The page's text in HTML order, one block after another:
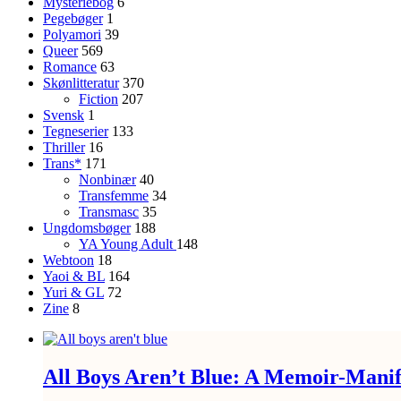
Pegebøger 1
Polyamori 39
Queer 569
Romance 63
Skønlitteratur 370
Fiction 207
Svensk 1
Tegneserier 133
Thriller 16
Trans* 171
Nonbinær 40
Transfemme 34
Transmasc 35
Ungdomsbøger 188
YA Young Adult 148
Webtoon 18
Yaoi & BL 164
Yuri & GL 72
Zine 8
All Boys Aren’t Blue: A Memoir-